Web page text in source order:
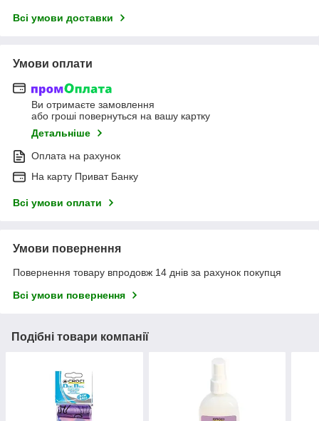
Всі умови доставки
Умови оплати
Ви отримаєте замовлення
або гроші повернуться на вашу картку
Детальніше
Оплата на рахунок
На карту Приват Банку
Всі умови оплати
Умови повернення
Повернення товару впродовж 14 днів за рахунок покупця
Всі умови повернення
Подібні товари компанії